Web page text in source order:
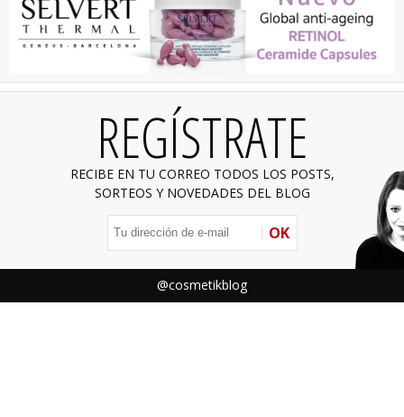
REGÍSTRATE
RECIBE EN TU CORREO TODOS LOS POSTS,
SORTEOS Y NOVEDADES DEL BLOG
OK
@cosmetikblog